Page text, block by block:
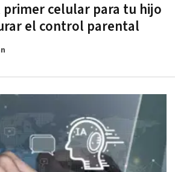
primer celular para tu hijo
el control parental